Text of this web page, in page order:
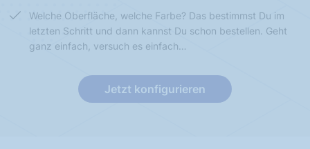
Welche Oberfläche, welche Farbe? Das bestimmst Du im
letzten Schritt und dann kannst Du schon bestellen. Geht
ganz einfach, versuch es einfach…
Jetzt konfigurieren